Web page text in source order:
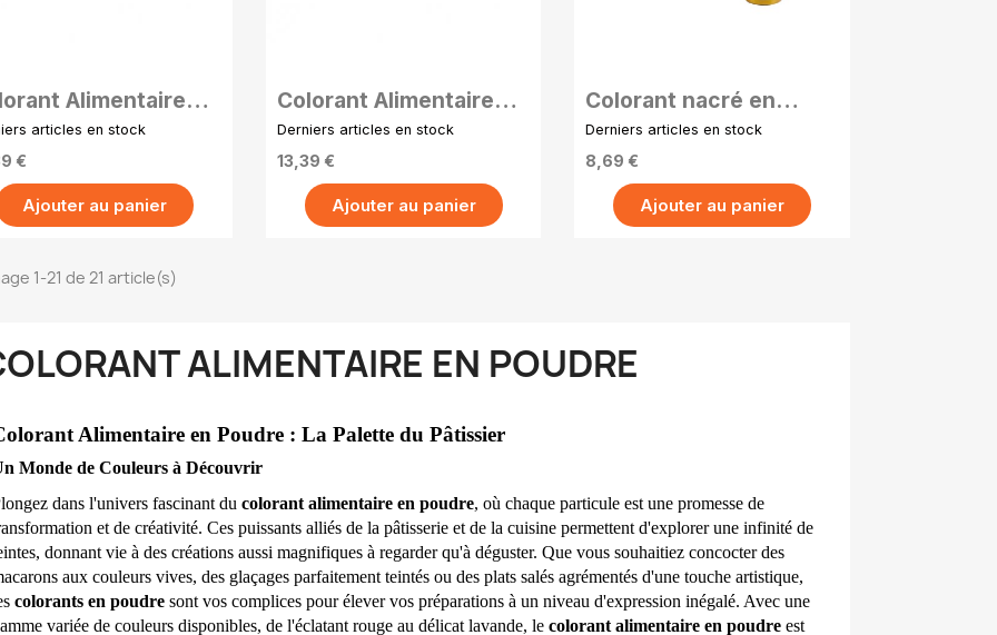
ALIMENTAIRE EN POUDRE
Alimentaire en Poudre : La Palette du Pâtissier
Monde de Couleurs à Découvrir
dans l'univers fascinant du colorant alimentaire en poudre, où chaque particule est une promesse de
et de créativité. Ces puissants alliés de la pâtisserie et de la cuisine permettent d'explorer une infinité de
donnant vie à des créations aussi magnifiques à regarder qu'à déguster. Que vous souhaitiez concocter des
aux couleurs vives, des glaçages parfaitement teintés ou des plats salés agrémentés d'une touche artistique,
colorants en poudre sont vos complices pour élever vos préparations à un niveau d'expression inégalé. Avec une
variée de couleurs disponibles, de l'éclatant rouge au délicat lavande, le colorant alimentaire en poudre est
Alimentaire
Liposoluble 15g
framboise
articles en stock
€
Ajouter au panier
Colorant Alimentaire
Poudre Liposoluble 15g
- Orange
Derniers articles en stock
13,39 €
Ajouter au panier
Colorant nacré en
poudre argent – 10g
Derniers articles en stock
8,69 €
Ajouter au panier
1-21 de 21 article(s)